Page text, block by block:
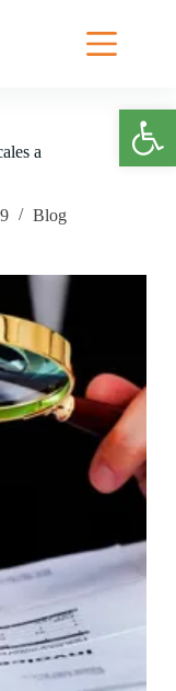
Abrir barra de herramientas
a
Blog